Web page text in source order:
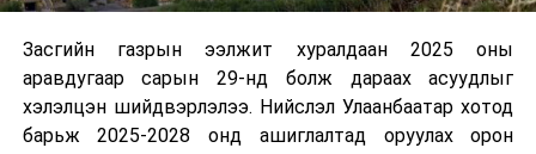
Засгийн газрын ээлжит хуралдаан 2025 оны
аравдугаар сарын 29-нд болж дараах асуудлыг
хэлэлцэн шийдвэрлэлээ. Нийслэл Улаанбаатар хотод
барьж 2025-2028 онд ашиглалтад оруулах орон